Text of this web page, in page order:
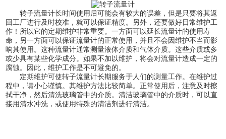
转子流量计长时间使用后可能会有较大的误差，但是只要将其返
回工厂进行及时校准，就可以保证精度。另外，还要做好日常维护工
作！所以它的定期维护非常重要。一方面可以延长流量计的使用寿
命，另一方面可以保证流量计的正常使用，并且不会因维护不当而影
响其使用。这种流量计通常测量液体介质和气体介质。这些介质或多
或少具有某些化学成分。如果不加以维护，将会对流量计造成一定的
腐蚀。因此，维护工作是不可避免的。
定期维护可使转子流量计长期服务于人们的测量工作。在维护过
程中，请小心谨慎。其维护方法比较简单。正常使用后，注意及时擦
拭干净，然后清洗玻璃管中的介质。清洁玻璃管中的介质时，可以直
接用清水冲洗，或使用特殊的清洁剂进行清洁。